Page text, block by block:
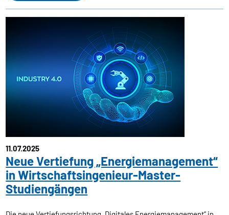
11.07.2025
Neue Vertiefung „Energiemanagement“
in Wirtschaftsingenieur-Master-
Studiengängen